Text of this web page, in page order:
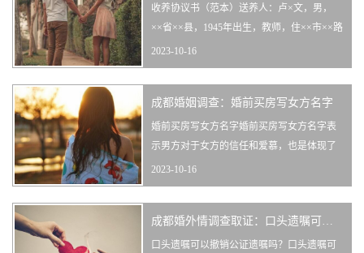
容，一起来看看吧。一、订婚的法律效力
《婚姻法》第八条规定：“要求结婚的男女···
收养协议书（范本）送养人：卢×文，男，
××省××县，1945年出生，教师，住××市××路
×号，被收养人生父。李×英，女，××省××
县，1947年出生，教师，住址同上，被收养
人生母。收养人：李×明，男，××省××县，
1940年出生，职员，住××市××路×号。陈×
芳，女，××省××县，1939年出生，医生，住
址同上。被···
2023-10-16
成都婚姻调查：婚前买房写女方名字
婚前买房写女方名字婚前买房写女方名字表
示男方对于女方的信任和爱慕，也是体现了
男方对于女方爱情的深度，婚前买房相当于
准夫妻的购买行为，一般如果只写女方一个
人的名字就是个人财产，如果写两个人的２
名字就是共有财产，下面我们就来看看婚前
买房写女方名字意味着什么。一、婚前买房
2023-10-16
成都婚外情调查取证：口头遗嘱可以撤销公证遗嘱吗？
口头遗嘱可以撤销公证遗嘱吗？口头遗嘱可